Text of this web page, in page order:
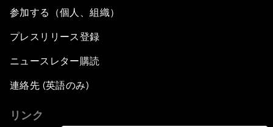
参加する（個人、組織）
プレスリリース登録
ニュースレター購読
連絡先 (英語のみ)
リンク